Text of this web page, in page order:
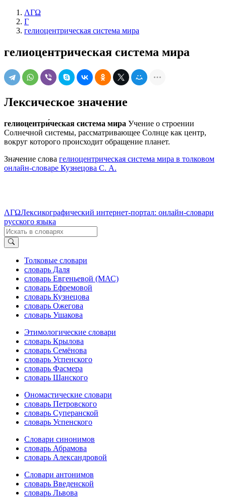
ΛΓΩ
Г
гелиоцентрическая система мира
гелиоцентрическая система мира
Лексическое значение
гелиоцентри́ческая система мира Учение о строении
Солнечной системы, рассматривающее Солнце как центр,
вокруг которого происходит обращение планет.
Значение слова гелиоцентрическая система мира в толковом
онлайн-словаре Кузнецова С. А.
ΛΓΩЛексикографический интернет-портал: онлайн-словари
русского языка
Толковые словари
словарь Даля
словарь Евгеньевой (МАС)
словарь Ефремовой
словарь Кузнецова
словарь Ожегова
словарь Ушакова
Этимологические словари
словарь Крылова
словарь Семёнова
словарь Успенского
словарь Фасмера
словарь Шанского
Ономастические словари
словарь Петровского
словарь Суперанской
словарь Успенского
Словари синонимов
словарь Абрамова
словарь Александровой
Словари антонимов
словарь Введенской
словарь Львова